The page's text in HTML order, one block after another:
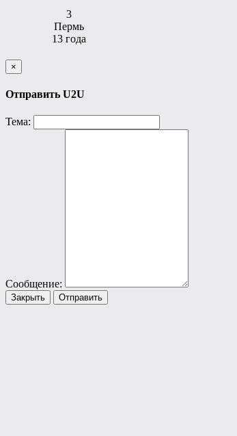
3
Пермь
13 года
×
Отправить U2U
Тема:
Сообщение:
Закрыть Отправить